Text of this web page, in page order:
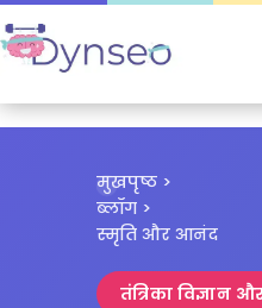
मुखपृष्ठ>
ब्लॉग>
स्मृति और आनंद
तंत्रिका विज्ञान